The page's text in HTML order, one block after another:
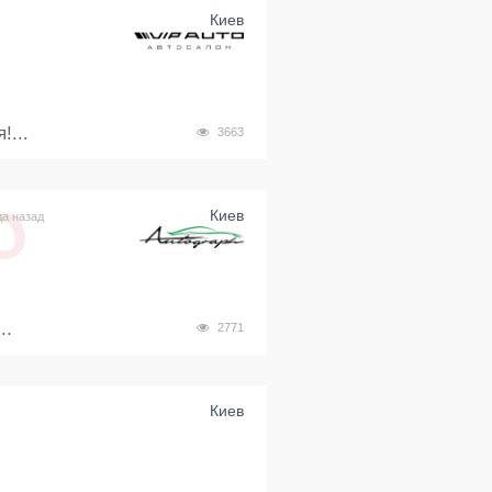
Киев
3663
Киев
назад
2771
Киев